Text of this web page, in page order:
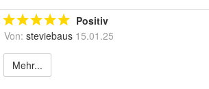
Positiv
Von: steviebaus 15.01.25
Mehr...